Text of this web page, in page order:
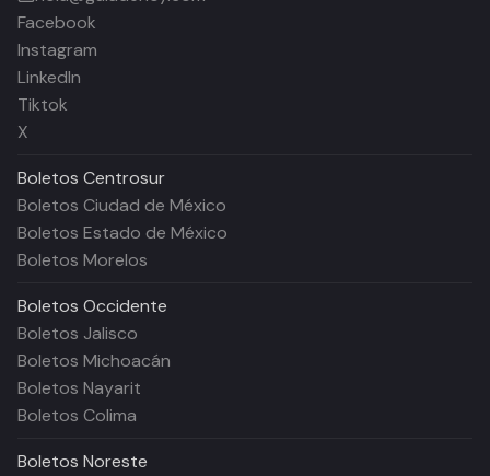
Facebook
Instagram
LinkedIn
Tiktok
X
Boletos Centrosur
Boletos Ciudad de México
Boletos Estado de México
Boletos Morelos
Boletos Occidente
Boletos Jalisco
Boletos Michoacán
Boletos Nayarit
Boletos Colima
Boletos Noreste